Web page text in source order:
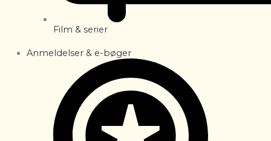
Film & serier
Anmeldelser & e-bøger